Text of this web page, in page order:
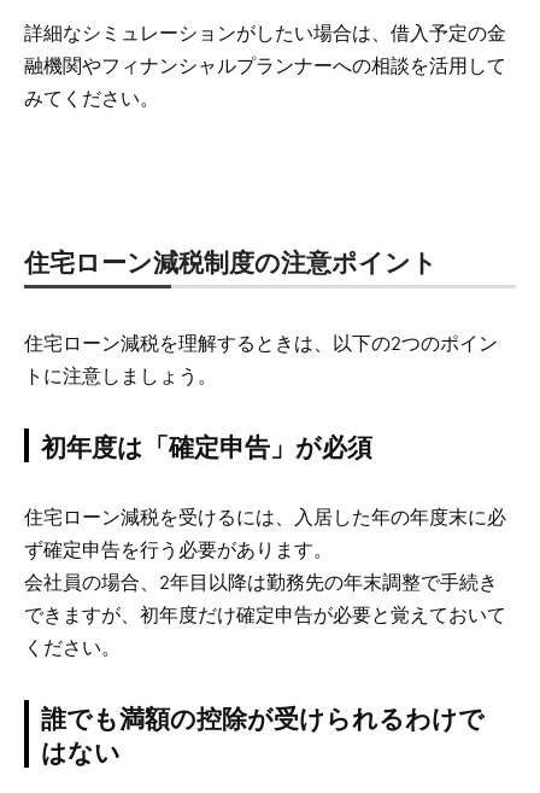
詳細なシミュレーションがしたい場合は、借入予定の金
融機関やフィナンシャルプランナーへの相談を活用して
みてください。
住宅ローン減税制度の注意ポイント
住宅ローン減税を理解するときは、以下の2つのポイン
トに注意しましょう。
初年度は「確定申告」が必須
住宅ローン減税を受けるには、入居した年の年度末に必
ず確定申告を行う必要があります。
会社員の場合、2年目以降は勤務先の年末調整で手続き
できますが、初年度だけ確定申告が必要と覚えておいて
ください。
誰でも満額の控除が受けられるわけで
はない